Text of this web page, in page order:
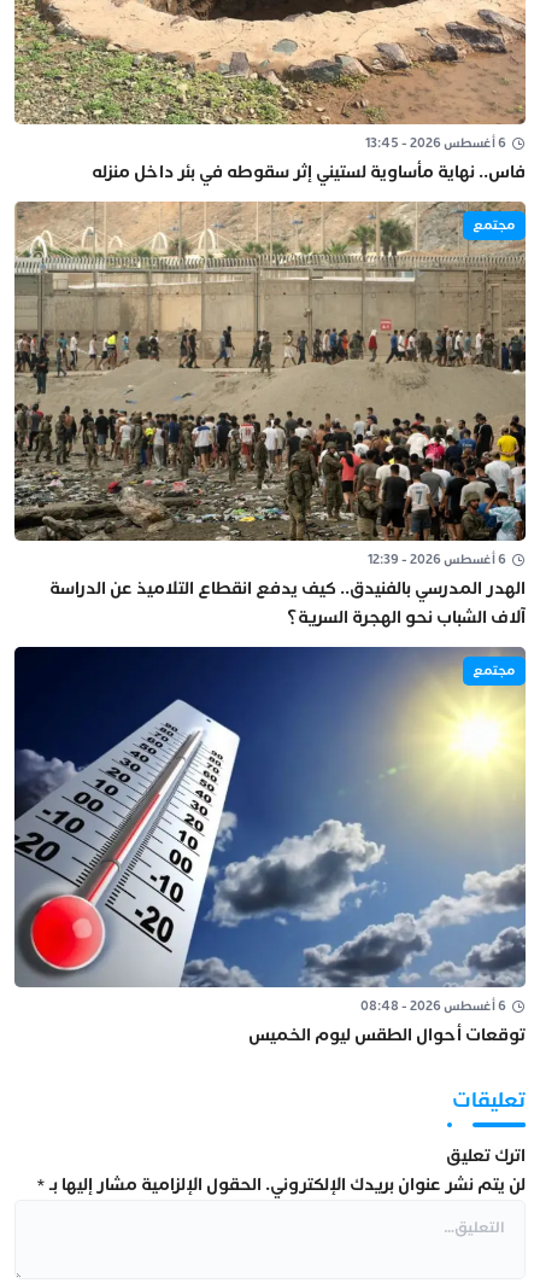
6 أغسطس 2026 - 13:45
فاس.. نهاية مأساوية لستيني إثر سقوطه في بئر داخل منزله
مجتمع
6 أغسطس 2026 - 12:39
الهدر المدرسي بالفنيدق.. كيف يدفع انقطاع التلاميذ عن الدراسة
آلاف الشباب نحو الهجرة السرية؟
مجتمع
6 أغسطس 2026 - 08:48
توقعات أحوال الطقس ليوم الخميس
تعليقات
اترك تعليق
لن يتم نشر عنوان بريدك الإلكتروني. الحقول الإلزامية مشار إليها بـ*